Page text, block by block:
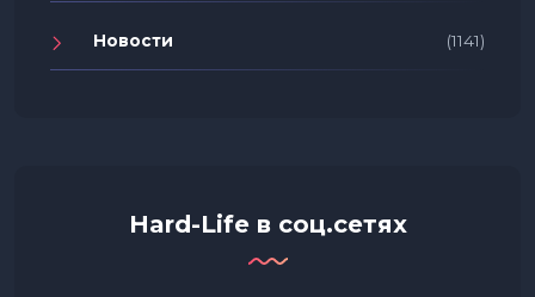
Новости (1141)
Hard-Life в соц.сетях